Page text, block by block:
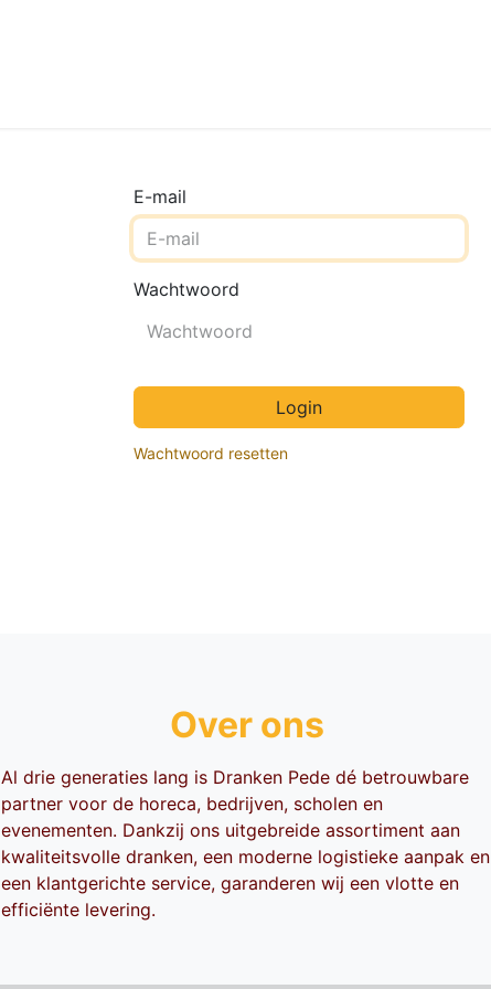
E-mail
Wachtwoord
Login
Wachtwoord resetten
Over ons
Al drie generaties lang is Dranken Pede dé betrouwbare
partner voor de horeca, bedrijven, scholen en
evenementen. Dankzij ons uitgebreide assortiment aan
kwaliteitsvolle dranken, een moderne logistieke aanpak en
een klantgerichte service, garanderen wij een vlotte en
efficiënte levering.